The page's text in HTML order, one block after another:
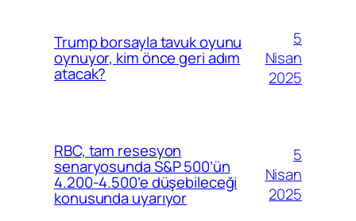
Trump borsayla tavuk oyunu
oynuyor, kim önce geri adım
atacak?
5
Nisan
2025
RBC, tam resesyon
senaryosunda S&P 500’ün
4.200-4.500’e düşebileceği
konusunda uyarıyor
5
Nisan
2025